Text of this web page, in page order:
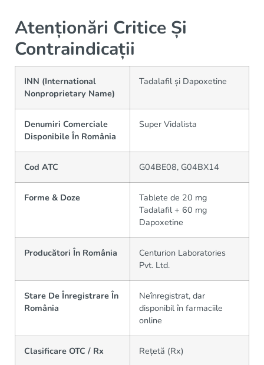
Atenționări Critice Și
Contraindicații
INN (International
Nonproprietary Name)
Tadalafil și Dapoxetine
Denumiri Comerciale
Disponibile În România
Super Vidalista
Cod ATC G04BE08, G04BX14
Forme & Doze
Tablete de 20 mg
Tadalafil + 60 mg
Dapoxetine
Producători În România
Centurion Laboratories
Pvt. Ltd.
Stare De Înregistrare În
România
Neînregistrat, dar
disponibil în farmaciile
online
Clasificare OTC / Rx Rețetă (Rx)